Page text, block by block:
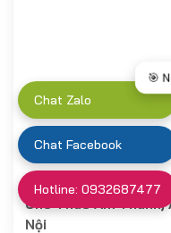
Cho Thuê Âm Thanh,
Nội
Chat Zalo
Chat Facebook
Hotline: 0932687477